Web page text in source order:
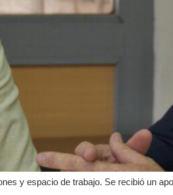
y espacio de trabajo. Se recibió un